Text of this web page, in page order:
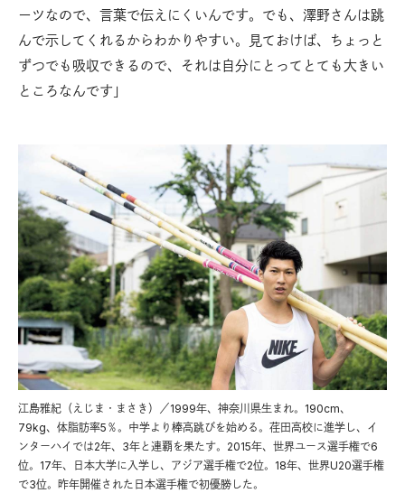
ーツなので、言葉で伝えにくいんです。でも、澤野さんは跳
んで示してくれるからわかりやすい。見ておけば、ちょっと
ずつでも吸収できるので、それは自分にとってとても大きい
ところなんです」
江島雅紀（えじま・まさき）／1999年、神奈川県生まれ。190cm、
79kg、体脂肪率5％。中学より棒高跳びを始める。荏田高校に進学し、イ
ンターハイでは2年、3年と連覇を果たす。2015年、世界ユース選手権で6
位。17年、日本大学に入学し、アジア選手権で2位。18年、世界U20選手権
で3位。昨年開催された日本選手権で初優勝した。